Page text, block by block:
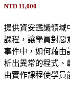
NTD 11,000
提供資安鑑識領域
課程，讓學員對惡
事件中，如何藉由
析出異常的程式、
由實作課程使學員